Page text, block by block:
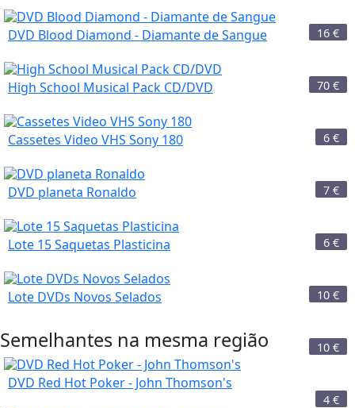
16 €
70 €
DVD Blood Diamond - Diamante de Sangue
6 €
High School Musical Pack CD/DVD
7 €
Cassetes Video VHS Sony 180
6 €
DVD planeta Ronaldo
10 €
Lote 15 Saquetas Plasticina
10 €
Lote DVDs Novos Selados
4 €
Semelhantes na mesma região
DVD Red Hot Poker - John Thomson's